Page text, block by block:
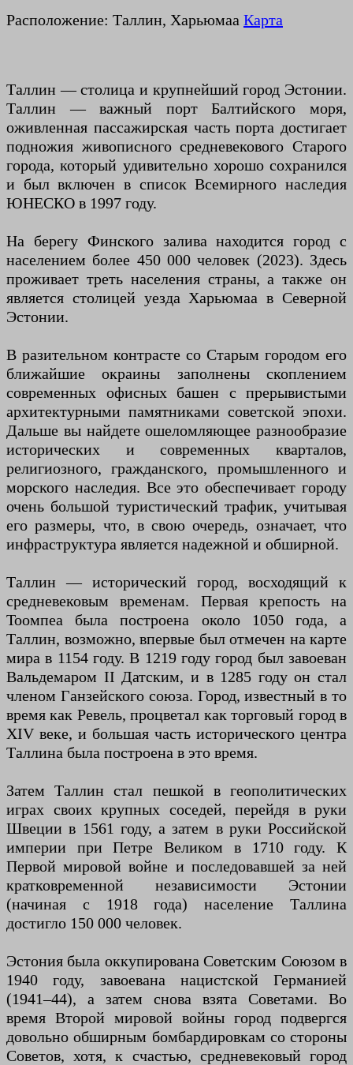
Расположение: Таллин, Харьюмаа Карта
Таллин — столица и крупнейший город Эстонии.
Таллин — важный порт Балтийского моря,
оживленная пассажирская часть порта достигает
подножия живописного средневекового Старого
города, который удивительно хорошо сохранился
и был включен в список Всемирного наследия
ЮНЕСКО в 1997 году.
На берегу Финского залива находится город с
населением более 450 000 человек (2023). Здесь
проживает треть населения страны, а также он
является столицей уезда Харьюмаа в Северной
Эстонии.
В разительном контрасте со Старым городом его
ближайшие окраины заполнены скоплением
современных офисных башен с прерывистыми
архитектурными памятниками советской эпохи.
Дальше вы найдете ошеломляющее разнообразие
исторических и современных кварталов,
религиозного, гражданского, промышленного и
морского наследия. Все это обеспечивает городу
очень большой туристический трафик, учитывая
его размеры, что, в свою очередь, означает, что
инфраструктура является надежной и обширной.
Таллин — исторический город, восходящий к
средневековым временам. Первая крепость на
Тоомпеа была построена около 1050 года, а
Таллин, возможно, впервые был отмечен на карте
мира в 1154 году. В 1219 году город был завоеван
Вальдемаром II Датским, и в 1285 году он стал
членом Ганзейского союза. Город, известный в то
время как Ревель, процветал как торговый город в
XIV веке, и большая часть исторического центра
Таллина была построена в это время.
Затем Таллин стал пешкой в ​​геополитических
играх своих крупных соседей, перейдя в руки
Швеции в 1561 году, а затем в руки Российской
империи при Петре Великом в 1710 году. К
Первой мировой войне и последовавшей за ней
кратковременной независимости Эстонии
(начиная с 1918 года) население Таллина
достигло 150 000 человек.
Эстония была оккупирована Советским Союзом в
1940 году, завоевана нацистской Германией
(1941–44), а затем снова взята Советами. Во
время Второй мировой войны город подвергся
довольно обширным бомбардировкам со стороны
Советов, хотя, к счастью, средневековый город